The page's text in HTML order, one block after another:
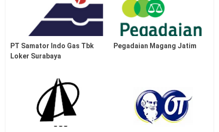
PT Samator Indo Gas Tbk
Loker Surabaya
Pegadaian Magang Jatim